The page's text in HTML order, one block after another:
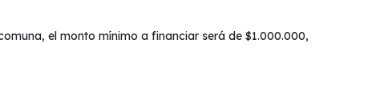
el monto mínimo a financiar será de $1.000.000,